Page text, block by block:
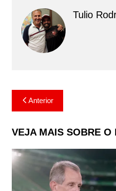
Tulio
Navegação
de
Post
Anterior
VEJA MAIS SOBRE O